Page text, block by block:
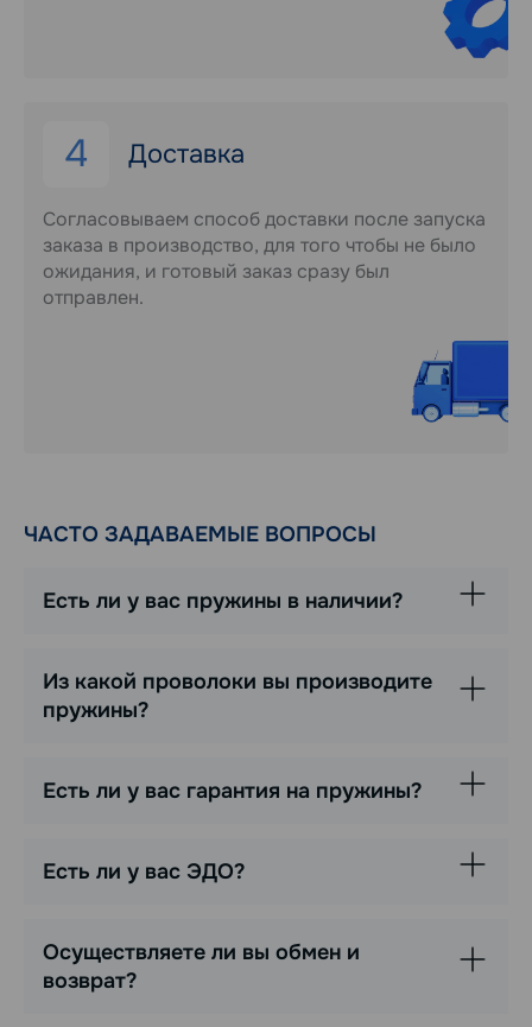
4 Доставка
Согласовываем способ доставки после запуска
заказа в производство, для того чтобы не было
ожидания, и готовый заказ сразу был
отправлен.
ЧАСТО ЗАДАВАЕМЫЕ ВОПРОСЫ
Есть ли у вас пружины в наличии?
Из какой проволоки вы производите
пружины?
Есть ли у вас гарантия на пружины?
Есть ли у вас ЭДО?
Осуществляете ли вы обмен и
возврат?